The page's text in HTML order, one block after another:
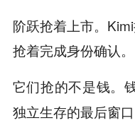
阶跃抢着上市。
抢着完成身份确认。
它们抢的不是钱。
独立生存的最后窗口